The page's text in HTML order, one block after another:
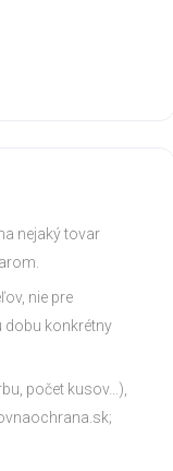
nejaký tovar
nie pre
dobu konkrétny
počet kusov…),